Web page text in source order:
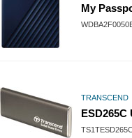
My
TRANSCEND